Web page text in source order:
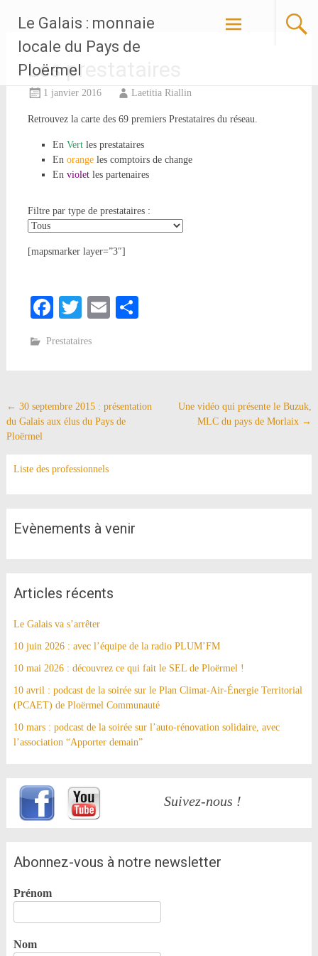
principal
Le Galais : monnaie
locale du Pays de
Ploërmel
Les prestataires
1 janvier 2016 Laetitia Riallin
Retrouvez la carte des 69 premiers Prestataires du réseau.
En Vertles prestataires
En orangeles comptoirs de change
En violetles partenaires
Filtre par type de prestataires :
[mapsmarker layer=”3″]
Facebook
TwitterEmail
Prestataires
Navigation
de
← 30 septembre 2015 : présentation
du Galais aux élus du Pays de
Ploërmel
Une vidéo qui présente le Buzuk,
MLC du pays de Morlaix →
Liste des professionnels
Evènements à venir
Articles récents
Le Galais va s’arrêter
10 juin 2026 : avec l’équipe de la radio PLUM’FM
10 mai 2026 : découvrez ce qui fait le SEL de Ploërmel !
10 avril : podcast de la soirée sur le Plan Climat-Air-Énergie Territorial
(PCAET) de Ploërmel Communauté
10 mars : podcast de la soirée sur l’auto-rénovation solidaire, avec
l’association “Apporter demain”
Suivez-nous !
Abonnez-vous à notre newsletter
Prénom
Nom